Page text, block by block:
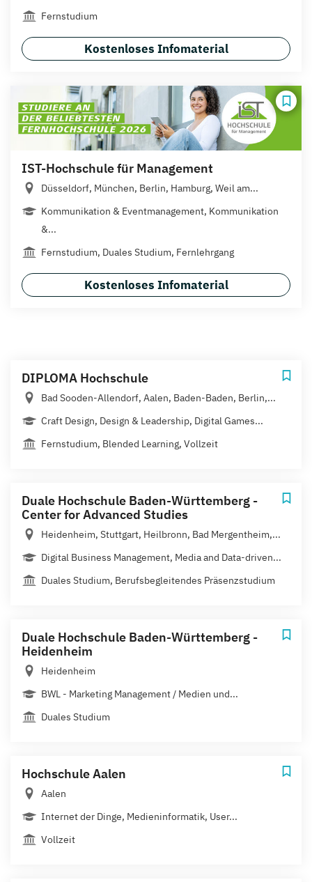
Fernstudium
Kostenloses Infomaterial
IST-Hochschule für Management
Düsseldorf, München, Berlin, Hamburg, Weil am...
Kommunikation & Eventmanagement, Kommunikation
&...
Fernstudium, Duales Studium, Fernlehrgang
Kostenloses Infomaterial
DIPLOMA Hochschule
Bad Sooden-Allendorf, Aalen, Baden-Baden, Berlin,...
Craft Design, Design & Leadership, Digital Games...
Fernstudium, Blended Learning, Vollzeit
Duale Hochschule Baden-Württemberg -
Center for Advanced Studies
Heidenheim, Stuttgart, Heilbronn, Bad Mergentheim,...
Digital Business Management, Media and Data-driven...
Duales Studium, Berufsbegleitendes Präsenzstudium
Duale Hochschule Baden-Württemberg -
Heidenheim
Heidenheim
BWL - Marketing Management / Medien und...
Duales Studium
Hochschule Aalen
Aalen
Internet der Dinge, Medieninformatik, User...
Vollzeit